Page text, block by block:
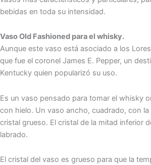
bebidas en toda su intensidad.
Vaso Old Fashioned para el whisky.
Aunque este vaso está asociado a los
que fue el coronel James E. Pepper, un
Kentucky quien popularizó su uso.
Es un vaso pensado para tomar el whisky
con hielo. Un vaso ancho, cuadrado, con
cristal grueso. El cristal de la mitad inferior
labrado.
El cristal del vaso es grueso para que la